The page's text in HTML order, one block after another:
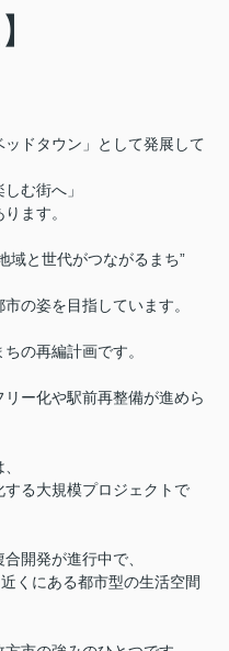
ドタウン」として発展して
む街へ」
ます。
域と世代がつながるまち”
の姿を目指しています。
の再編計画です。
リー化や駅前再整備が進めら
る大規模プロジェクトで
開発が進行中で、
くにある都市型の生活空間